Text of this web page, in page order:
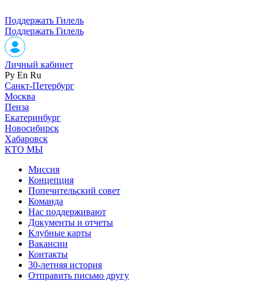
Поддержать Гилель
Поддержать Гилель
Личный кабинет
Ру En Ru
Санкт-Петербург
Москва
Пенза
Екатеринбург
Новосибирск
Хабаровск
КТО МЫ
Миссия
Концепция
Попечительский совет
Команда
Нас поддерживают
Документы и отчеты
Клубные карты
Вакансии
Контакты
30-летняя история
Отправить письмо другу